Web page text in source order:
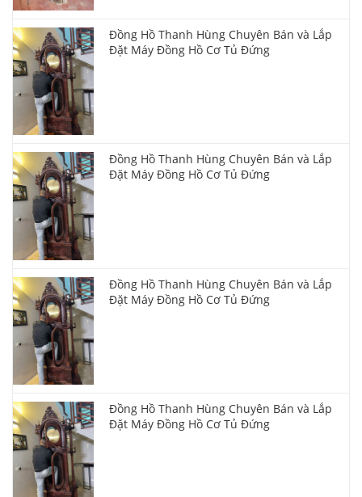
Đồng Hồ Thanh Hùng Chuyên Bán và Lắp
Đặt Máy Đồng Hồ Cơ Tủ Đứng
Đồng Hồ Thanh Hùng Chuyên Bán và Lắp
Đặt Máy Đồng Hồ Cơ Tủ Đứng
Đồng Hồ Thanh Hùng Chuyên Bán và Lắp
Đặt Máy Đồng Hồ Cơ Tủ Đứng
Đồng Hồ Thanh Hùng Chuyên Bán và Lắp
Đặt Máy Đồng Hồ Cơ Tủ Đứng